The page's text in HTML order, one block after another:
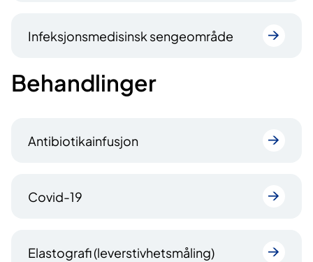
Infeksjonsmedisinsk sengeområde
Behandlinger
Antibiotikainfusjon
Covid-19
Elastografi (leverstivhetsmåling)